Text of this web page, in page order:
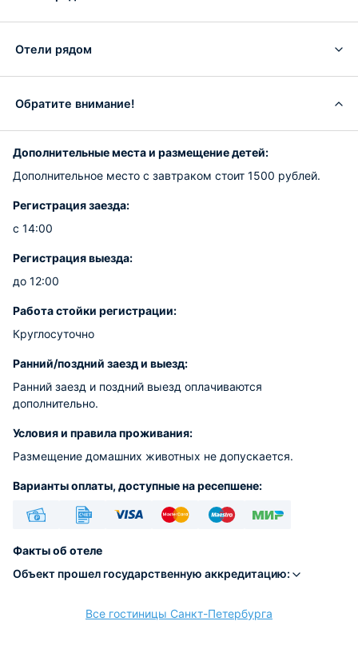
Отели рядом
Обратите внимание!
Дополнительные места и размещение детей:
Дополнительное место с завтраком стоит 1500 рублей.
Регистрация заезда:
с 14:00
Регистрация выезда:
до 12:00
Работа стойки регистрации:
Круглосуточно
Ранний/поздний заезд и выезд:
Ранний заезд и поздний выезд оплачиваются
дополнительно.
Условия и правила проживания:
Размещение домашних животных не допускается.
Варианты оплаты, доступные на ресепшене:
расчёт
Факты об отеле
Объект прошел государственную аккредитацию:
Все гостиницы Санкт-Петербурга